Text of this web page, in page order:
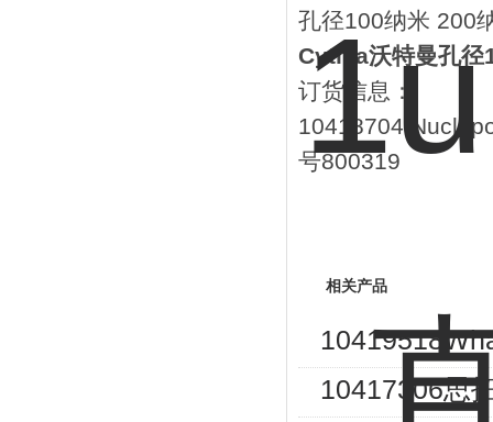
孔径100纳米 200
Cytiva沃特曼孔径
订货信息：
10418704
号800319
相关产品
10417306思